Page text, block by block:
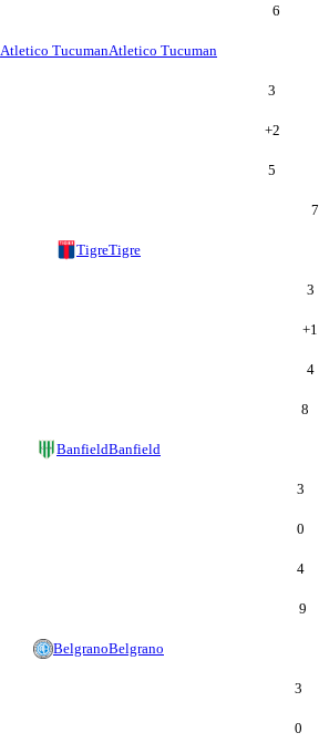
6
Atletico TucumanAtletico Tucuman
3
+2
5
7
TigreTigre
3
+1
4
8
BanfieldBanfield
3
0
4
9
BelgranoBelgrano
3
0